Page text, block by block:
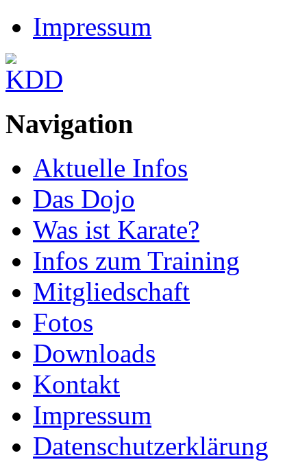
Impressum
Navigation
Aktuelle Infos
Das Dojo
Was ist Karate?
Infos zum Training
Mitgliedschaft
Fotos
Downloads
Kontakt
Impressum
Datenschutzerklärung